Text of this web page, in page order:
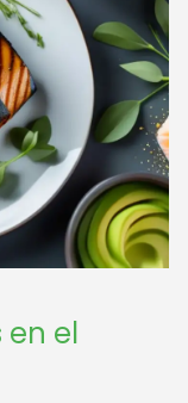
en el